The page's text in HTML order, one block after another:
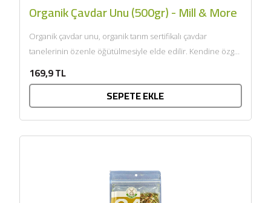
Organik Çavdar Unu (500gr) - Mill & More
Organik çavdar unu, organik tarım sertifikalı çavdar
tanelerinin özenle öğütülmesiyle elde edilir. Kendine özgü
169,9 TL
SEPETE EKLE